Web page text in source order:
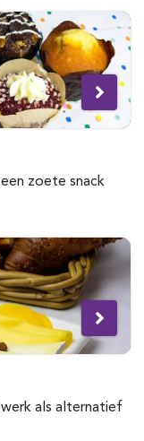
zoete snack
als alternatief